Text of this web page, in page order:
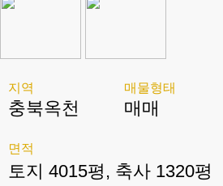
지역
충북옥천
매물형태
매매
면적
토지 4015평, 축사 1320평